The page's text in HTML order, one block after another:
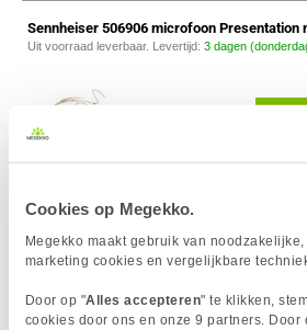
Cookies op Megekko.
Megekko maakt gebruik van
marketing cookies en vergelijkbare
Door op "Alles accepteren" te klikken,
cookies door ons en onze 9 partners.
Sennheiser 506906 microfoon Presentation
Uit voorraad leverbaar. Levertijd: 3 dagen
Uit voorraad leverbaar. Levertijd: